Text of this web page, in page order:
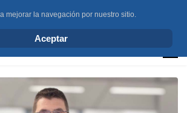
mejorar la navegación por nuestro sitio.
Aceptar